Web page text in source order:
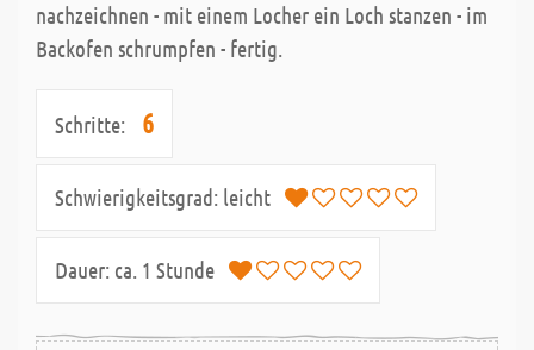
nachzeichnen - mit einem Locher ein Loch stanzen - im
Backofen schrumpfen - fertig.
Schritte: 6
Schwierigkeitsgrad: leicht
Dauer: ca. 1 Stunde